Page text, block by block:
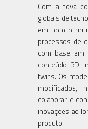
Com a nova
globais de
em todo o
processos de
com base em
conteúdo 3D
twins. Os
modificados,
colaborar e
inovações ao
produto.